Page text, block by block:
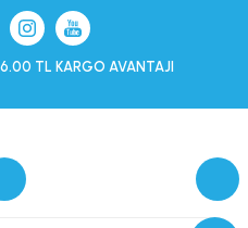
TL KARGO AVANTAJI